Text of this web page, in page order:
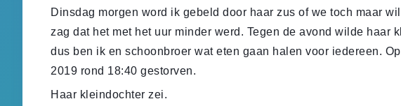
Dinsdag morgen word ik gebeld door haar zus of we toch maar
zag dat het met het uur minder werd. Tegen de avond wilde haar
dus ben ik en schoonbroer wat eten gaan halen voor iedereen.
2019 rond 18:40 gestorven.
Haar kleindochter zei.